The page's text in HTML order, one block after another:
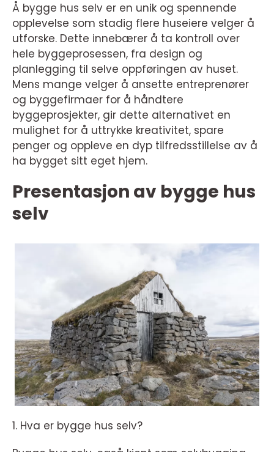
Å bygge hus selv er en unik og spennende
opplevelse som stadig flere huseiere velger å
utforske. Dette innebærer å ta kontroll over
hele byggeprosessen, fra design og
planlegging til selve oppføringen av huset.
Mens mange velger å ansette entreprenører
og byggefirmaer for å håndtere
byggeprosjekter, gir dette alternativet en
mulighet for å uttrykke kreativitet, spare
penger og oppleve en dyp tilfredsstillelse av å
ha bygget sitt eget hjem.
Presentasjon av bygge hus
selv
1. Hva er bygge hus selv?